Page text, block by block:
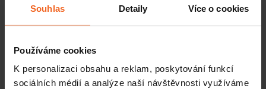
Souhlas Detaily Více o cookies
Používáme cookies
K personalizaci obsahu a reklam, poskytování funkcí
sociálních médií a analýze naší návštěvnosti využíváme
Podložku
skladujte naležatona suchém místě stranou
od přímého slunce.
Rozpouštědla a ředidla mohou narušit povrch.
Na podložce cvičtebez bot.
Po omytí podložku nesušte na radiátorech.